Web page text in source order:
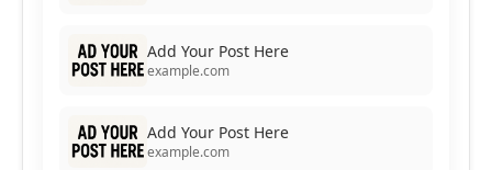
Add Your Post Here
example.com
Add Your Post Here
example.com